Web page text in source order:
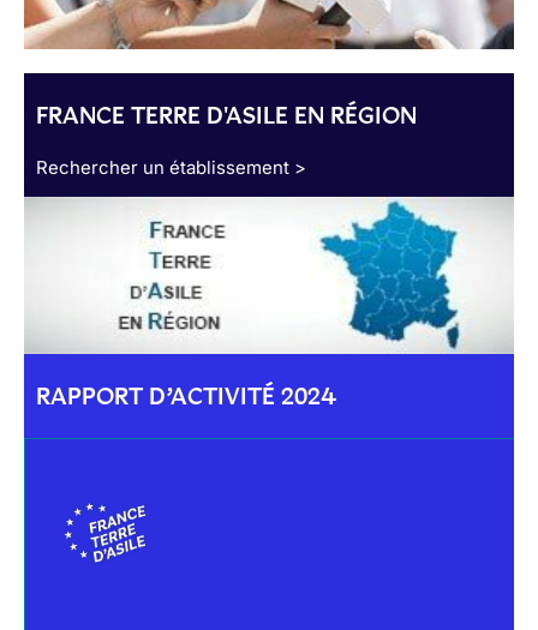
FRANCE TERRE D'ASILE EN RÉGION
Rechercher un établissement >
RAPPORT D’ACTIVITÉ 2024